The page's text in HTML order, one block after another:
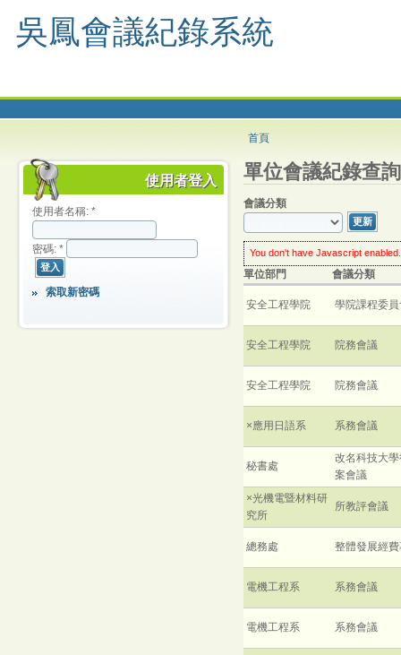
吳鳳會議紀錄系統
首頁
使用者登入
使用者名稱: *
密碼: *
索取新密碼
單位會議紀錄查詢
會議分類
You don't have Javascript enabled.
worry: you can still use this web
enable Javascriptin your
much enhanced experience.
click theUpdate buttonevery
單位部門 會議分類
安全工程學院 學院課程委
安全工程學院 院務會議
安全工程學院 院務會議
×應用日語系 系務會議
秘書處
改名科技大
案會議
×光機電暨材料研
究所
所教評會議
總務處 整體發展經
電機工程系 系務會議
電機工程系 系務會議